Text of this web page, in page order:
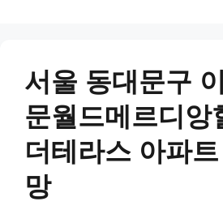
서울 동대문구
문월드메르디앙
더테라스 아파
망